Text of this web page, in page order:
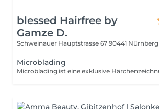
blessed Hairfree by
Gamze D.
Schweinauer Hauptstrasse 67 90441 Nürnberg
Microblading